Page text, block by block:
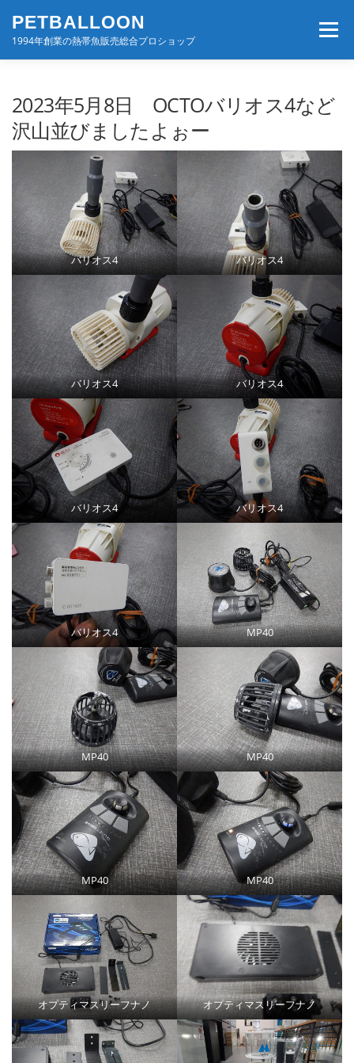
PETBALLOON
1994年創業の熱帯魚販売総合プロショップ
メニュー
BLOG・コンテンツ お問い合わせ 会社案内
2023年5月8日 OCTOバリオス4など
沢山並びましたよぉー
バリオス4 バリオス4
バリオス4 バリオス4
バリオス4 バリオス4
バリオス4 MP40
MP40 MP40
MP40 MP40
オプティマスリーフナノ オプティマスリーフナノ